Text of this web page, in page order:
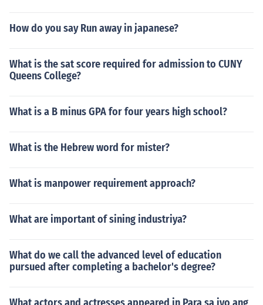
How do you say Run away in japanese?
What is the sat score required for admission to CUNY
Queens College?
What is a B minus GPA for four years high school?
What is the Hebrew word for mister?
What is manpower requirement approach?
What are important of sining industriya?
What do we call the advanced level of education
pursued after completing a bachelor's degree?